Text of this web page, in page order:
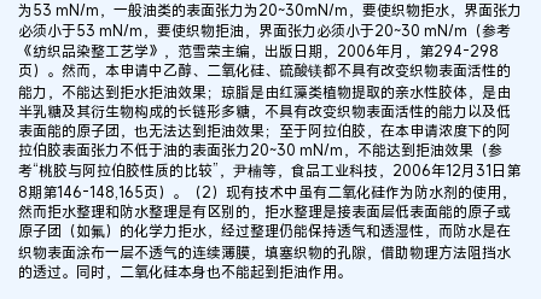
为53 mN/m，一般油类的表面张力为20~30mN/m，要使织物拒水，界面张力
必须小于53 mN/m，要使织物拒油，界面张力必须小于20~30 mN/m（参考
《纺织品染整工艺学》，范雪荣主编，出版日期，2006年月，第294-298
页）。然而，本申请中乙醇、二氧化硅、硫酸镁都不具有改变织物表面活性的
能力，不能达到拒水拒油效果；琼脂是由红藻类植物提取的亲水性胶体，是由
半乳糖及其衍生物构成的长链形多糖，不具有改变织物表面活性的能力以及低
表面能的原子团，也无法达到拒油效果；至于阿拉伯胶，在本申请浓度下的阿
拉伯胶表面张力不低于油的表面张力20~30 mN/m，不能达到拒油效果（参
考“桃胶与阿拉伯胶性质的比较”，尹楠等，食品工业科技，2006年12月31日第
8期第146-148,165页）。（2）现有技术中虽有二氧化硅作为防水剂的使用，
然而拒水整理和防水整理是有区别的，拒水整理是接表面层低表面能的原子或
原子团（如氟）的化学力拒水，经过整理仍能保持透气和透湿性，而防水是在
织物表面涂布一层不透气的连续薄膜，填塞织物的孔隙，借助物理方法阻挡水
的透过。同时，二氧化硅本身也不能起到拒油作用。